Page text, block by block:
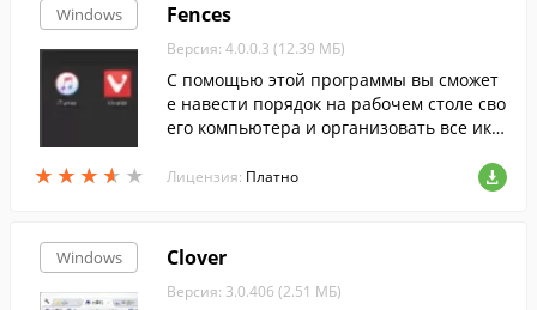
Windows
★ ★ ★ ★ ★
★ ★ ★ ★ ★
Fences
Версия: 4.0.0.3 (12.39 МБ)
С помощью этой программы вы сможет
е навести порядок на рабочем столе сво
его компьютера и организовать все ико
Лицензия: Платно
Windows Clover
Версия: 3.0.406 (2.51 МБ)